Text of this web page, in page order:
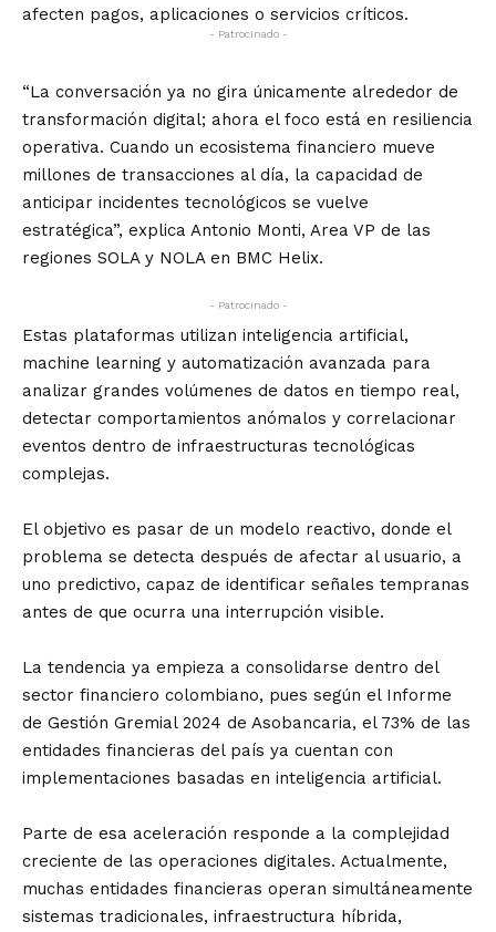
afecten pagos, aplicaciones o servicios críticos.
- Patrocinado -
“La conversación ya no gira únicamente alrededor de
transformación digital; ahora el foco está en resiliencia
operativa. Cuando un ecosistema financiero mueve
millones de transacciones al día, la capacidad de
anticipar incidentes tecnológicos se vuelve
estratégica”, explica Antonio Monti, Area VP de las
regiones SOLA y NOLA en BMC Helix.
- Patrocinado -
Estas plataformas utilizan inteligencia artificial,
machine learning y automatización avanzada para
analizar grandes volúmenes de datos en tiempo real,
detectar comportamientos anómalos y correlacionar
eventos dentro de infraestructuras tecnológicas
complejas.
El objetivo es pasar de un modelo reactivo, donde el
problema se detecta después de afectar al usuario, a
uno predictivo, capaz de identificar señales tempranas
antes de que ocurra una interrupción visible.
La tendencia ya empieza a consolidarse dentro del
sector financiero colombiano, pues según el Informe
de Gestión Gremial 2024 de Asobancaria, el 73% de las
entidades financieras del país ya cuentan con
implementaciones basadas en inteligencia artificial.
Parte de esa aceleración responde a la complejidad
creciente de las operaciones digitales. Actualmente,
muchas entidades financieras operan simultáneamente
sistemas tradicionales, infraestructura híbrida,